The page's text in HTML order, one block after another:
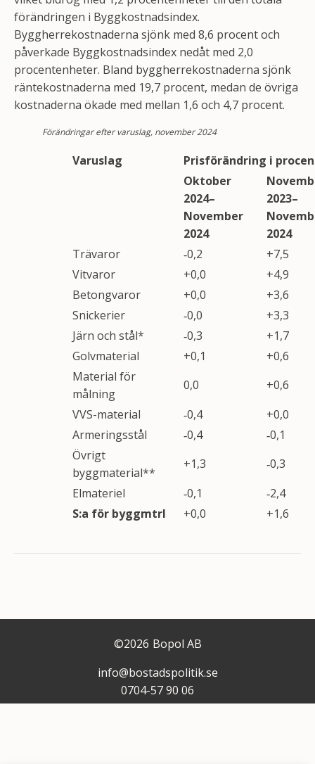
förändringen i Byggkostnadsindex.
Byggherrekostnaderna sjönk med 8,6 procent och
påverkade Byggkostnadsindex nedåt med 2,0
procentenheter. Bland byggherrekostnaderna sjönk
räntekostnaderna med 19,7 procent, medan de övriga
kostnaderna ökade med mellan 1,6 och 4,7 procent.
Förändringar efter varuslag, november 2024
Varuslag
Prisförändring i
Oktober
2024–
November
2024
2023–
2024
Trävaror
‑0,2
+7,5
Vitvaror
+0,0
+4,9
Betongvaror
+0,0
+3,6
Snickerier
‑0,0
+3,3
Järn och stål*
‑0,3
+1,7
Golvmaterial
+0,1
+0,6
Material för
målning
0,0
+0,6
VVS-material
‑0,4
+0,0
Armeringsstål
‑0,4
‑0,1
Övrigt
byggmaterial**
+1,3
‑0,3
Elmateriel
‑0,1
‑2,4
S:a för byggmtrl
+0,0 +1,6
©2026 Bopol AB
info@bostadspolitik.se
0704-57 90 06